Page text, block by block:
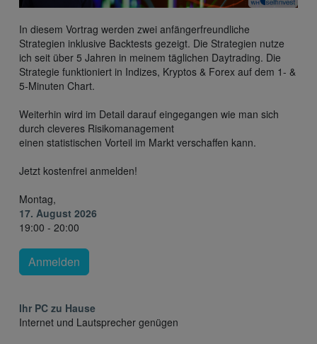
In diesem Vortrag werden zwei anfängerfreundliche
Strategien inklusive Backtests gezeigt. Die Strategien nutze
ich seit über 5 Jahren in meinem täglichen Daytrading. Die
Strategie funktioniert in Indizes, Kryptos & Forex auf dem 1- &
5-Minuten Chart.
Weiterhin wird im Detail darauf eingegangen wie man sich
durch cleveres Risikomanagement
einen statistischen Vorteil im Markt verschaffen kann.
Jetzt kostenfrei anmelden!
Montag,
17. August 2026
19:00 - 20:00
Anmelden
Ihr PC zu Hause
Internet und Lautsprecher genügen